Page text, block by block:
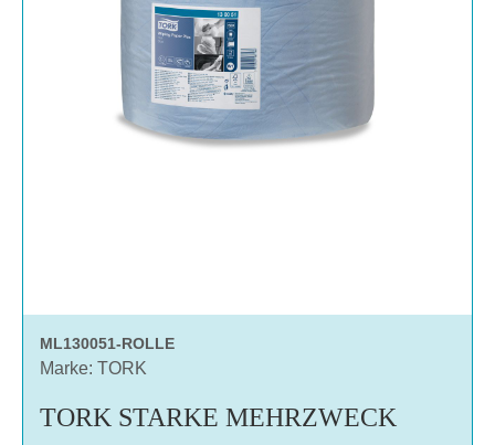
ML130051-ROLLE
Marke: TORK
TORK STARKE MEHRZWECK